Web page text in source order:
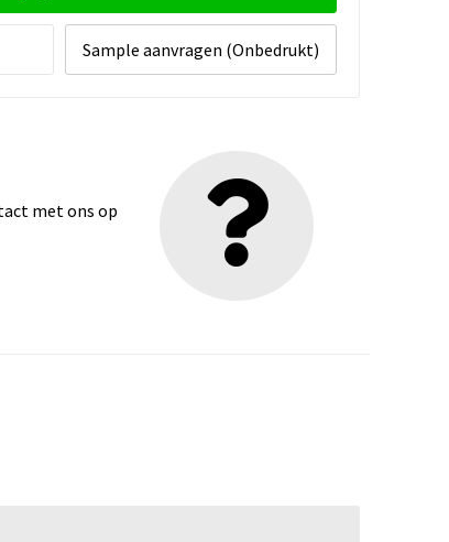
Sample aanvragen (Onbedrukt)
met ons op